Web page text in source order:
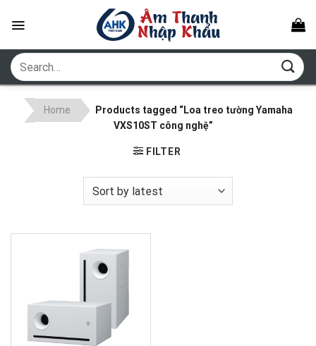
Search
for:
Home
Products tagged “Loa treo tường Yamaha
VXS10ST công nghệ”
FILTER